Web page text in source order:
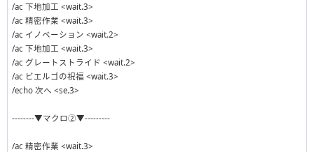
/ac 下地加工 <wait.3>
/ac 精密作業 <wait.3>
/ac イノベーション <wait.2>
/ac 下地加工 <wait.3>
/ac グレートストライド <wait.2>
/ac ビエルゴの祝福 <wait.3>
/echo 次へ <se.3>
--------▼マクロ②▼---------
/ac 精密作業 <wait.3>